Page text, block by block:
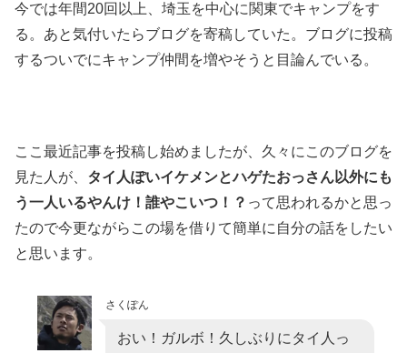
今では年間20回以上、埼玉を中心に関東でキャンプをす
る。あと気付いたらブログを寄稿していた。ブログに投稿
するついでにキャンプ仲間を増やそうと目論んでいる。
ここ最近記事を投稿し始めましたが、久々にこのブログを
見た人が、 タイ人ぽいイケメンとハゲたおっさん以外にも
う一人いるやんけ！誰やこいつ！？ って思われるかと思っ
たので今更ながらこの場を借りて簡単に自分の話をしたい
と思います。
さくぽん
おい！ガルボ！久しぶりにタイ人っ